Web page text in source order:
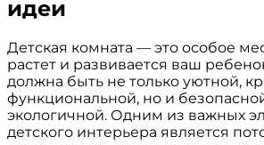
идеи
Детская комната — это особое
растет и развивается ваш
должна быть не только уютной,
функциональной, но и
экологичной. Одним из важных
детского интерьера является